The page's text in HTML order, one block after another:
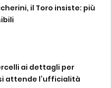
il Toro insiste: più
ai dettagli per
attende l’ufficialità